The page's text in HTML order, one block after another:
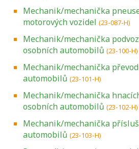
Mechanik/mechanička
motorových vozidel (23-087-H)
Mechanik/mechanička
osobních automobilů (23-100-H)
Mechanik/mechanička
automobilů (23-101-H)
Mechanik/mechanička
osobních automobilů (23-102-H)
Mechanik/mechanička
automobilů (23-103-H)